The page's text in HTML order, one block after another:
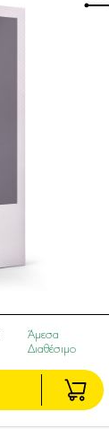
Άμεσα
Διαθέσιμο